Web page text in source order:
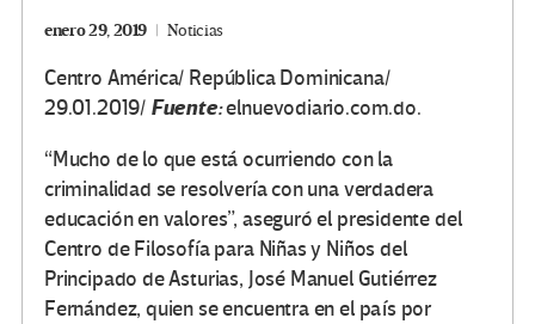
enero 29, 2019 Noticias
Centro América/ República Dominicana/
29.01.2019/ Fuente:elnuevodiario.com.do.
“Mucho de lo que está ocurriendo con la
criminalidad se resolvería con una verdadera
educación en valores”, aseguró el presidente del
Centro de Filosofía para Niñas y Niños del
Principado de Asturias, José Manuel Gutiérrez
Fernández, quien se encuentra en el país por